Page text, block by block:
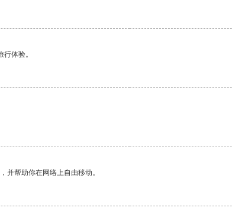
体验。
并帮助你在网络上自由移动。